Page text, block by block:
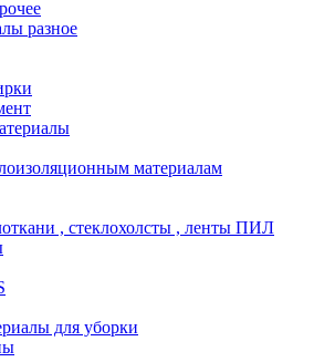
разное
материалам
, стеклохолсты , ленты ПИЛ
для уборки